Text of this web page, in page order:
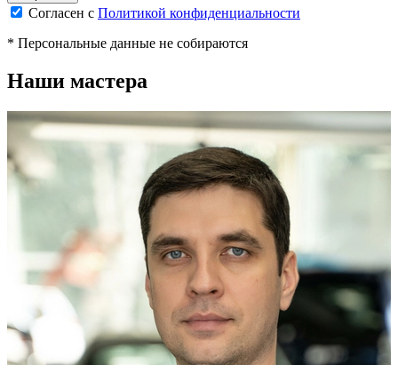
Согласен с Политикой конфиденциальности
* Персональные данные не собираются
Наши мастера